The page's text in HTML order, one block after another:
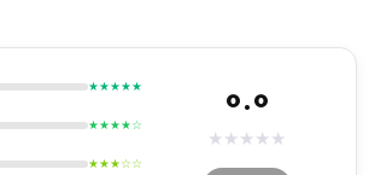
0.0
★
★
★
★
★
★★★★★
★★★★☆
★★★☆☆